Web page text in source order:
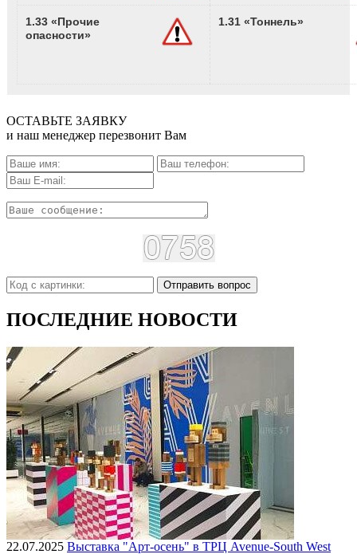
1.33 «Прочие
опасности»
1.31 «Тоннель»
ОСТАВЬТЕ ЗАЯВКУ
и наш менеджер перезвонит Вам
Отправить вопрос
ПОСЛЕДНИЕ НОВОСТИ
22.07.2025 Выставка "Арт-осень" в ТРЦ Avenue-South West